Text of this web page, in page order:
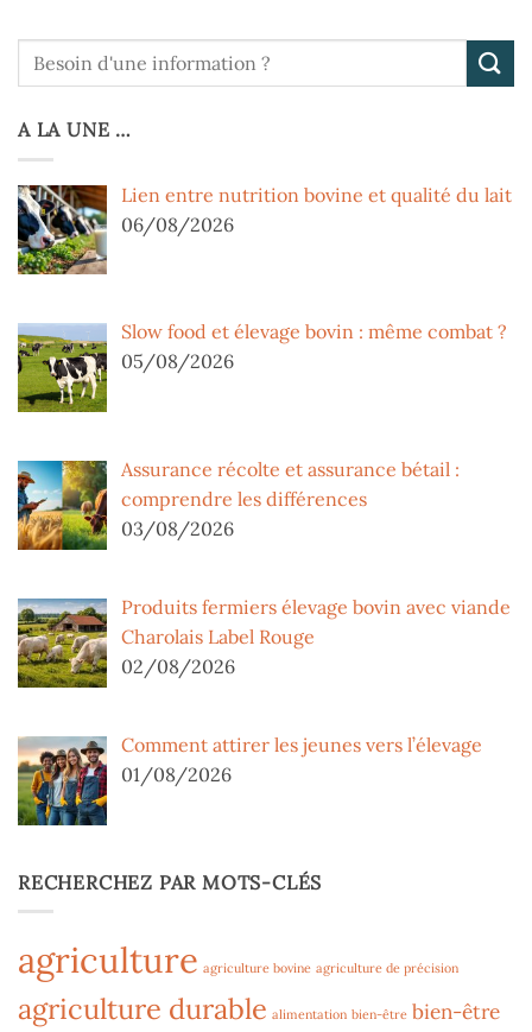
A LA UNE …
Lien entre nutrition bovine et qualité du lait
06/08/2026
Slow food et élevage bovin : même combat ?
05/08/2026
Assurance récolte et assurance bétail :
comprendre les différences
03/08/2026
Produits fermiers élevage bovin avec viande
Charolais Label Rouge
02/08/2026
Comment attirer les jeunes vers l’élevage
01/08/2026
RECHERCHEZ PAR MOTS-CLÉS
agriculture agriculture bovine agriculture de précision
agriculture durable alimentation bien-être bien-être